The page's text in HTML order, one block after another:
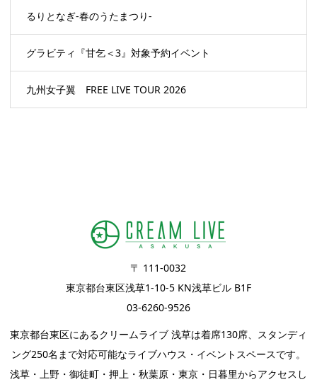
るりとなぎ-春のうたまつり-
グラビティ『甘乞＜3』対象予約イベント
九州女子翼 FREE LIVE TOUR 2026
〒 111-0032
東京都台東区浅草1-10-5 KN浅草ビル B1F
03-6260-9526
東京都台東区にあるクリームライブ 浅草は着席130席、スタンディ
ング250名まで対応可能なライブハウス・イベントスペースです。
浅草・上野・御徒町・押上・秋葉原・東京・日暮里からアクセスし